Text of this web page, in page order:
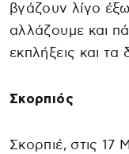
βγάζουν λίγο
αλλάζουμε και
εκπλήξεις και τα
Σκορπιός
Σκορπιέ, στις 17